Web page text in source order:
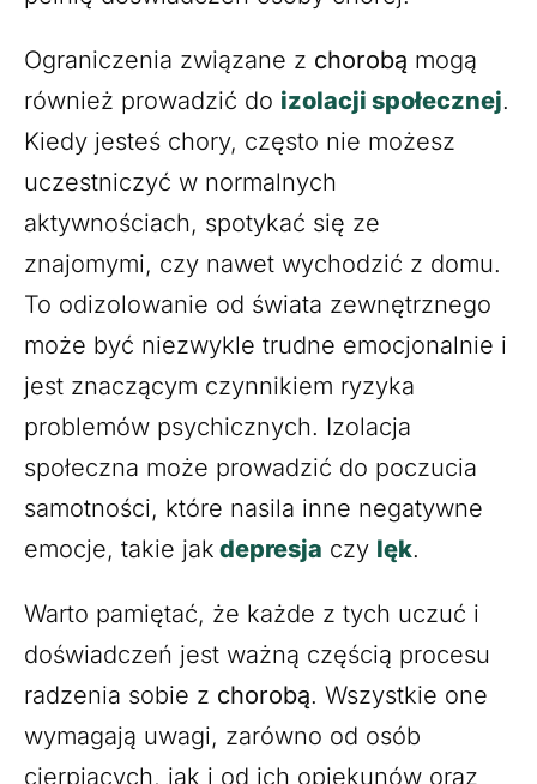
Ograniczenia związane z chorobą mogą
również prowadzić do izolacji społecznej.
Kiedy jesteś chory, często nie możesz
uczestniczyć w normalnych
aktywnościach, spotykać się ze
znajomymi, czy nawet wychodzić z domu.
To odizolowanie od świata zewnętrznego
może być niezwykle trudne emocjonalnie i
jest znaczącym czynnikiem ryzyka
problemów psychicznych. Izolacja
społeczna może prowadzić do poczucia
samotności, które nasila inne negatywne
emocje, takie jak depresja czy lęk.
Warto pamiętać, że każde z tych uczuć i
doświadczeń jest ważną częścią procesu
radzenia sobie z chorobą. Wszystkie one
wymagają uwagi, zarówno od osób
cierpiących, jak i od ich opiekunów oraz